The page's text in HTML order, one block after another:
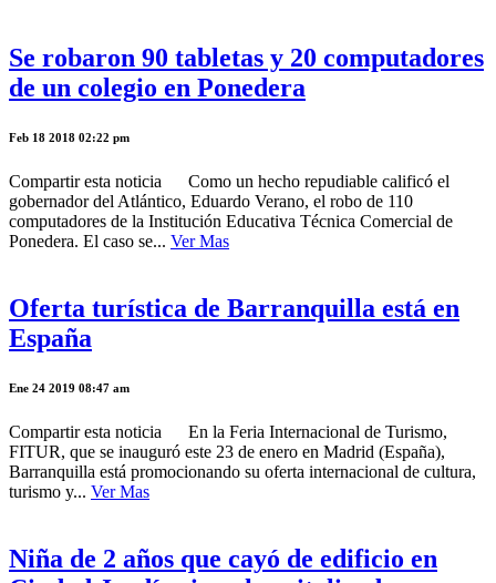
Se robaron 90 tabletas y 20 computadores
de un colegio en Ponedera
Feb 18 2018 02:22 pm
Compartir esta noticia Como un hecho repudiable calificó el
gobernador del Atlántico, Eduardo Verano, el robo de 110
computadores de la Institución Educativa Técnica Comercial de
Ponedera. El caso se... Ver Mas
Oferta turística de Barranquilla está en
España
Ene 24 2019 08:47 am
Compartir esta noticia En la Feria Internacional de Turismo,
FITUR, que se inauguró este 23 de enero en Madrid (España),
Barranquilla está promocionando su oferta internacional de cultura,
turismo y... Ver Mas
Niña de 2 años que cayó de edificio en